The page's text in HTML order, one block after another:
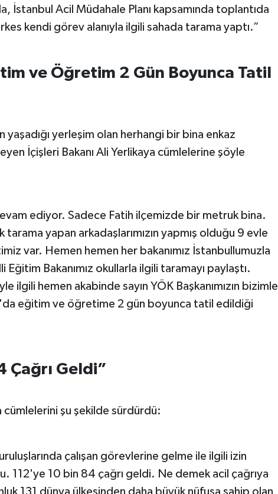
İstanbul Acil Müdahale Planı kapsamında toplantıda
kendi görev alanıyla ilgili sahada tarama yaptı.”
ve Öğretim 2 Gün Boyunca Tatil
yaşadığı yerleşim olan herhangi bir bina enkaz
İçişleri Bakanı Ali Yerlikaya cümlelerine şöyle
ediyor. Sadece Fatih ilçemizde bir metruk bina.
yapan arkadaşlarımızın yapmış olduğu 9 evle
var. Hemen hemen her bakanımız İstanbullumuzla
Eğitim Bakanımız okullarla ilgili taramayı paylaştı.
ilgili hemen akabinde sayın YÖK Başkanımızın bizimle
eğitim ve öğretime 2 gün boyunca tatil edildiği
Çağrı Geldi”
cümlelerini şu şekilde sürdürdü:
çalışan görevlerine gelme ile ilgili izin
112'ye 10 bin 84 çağrı geldi. Ne demek acil çağrıya